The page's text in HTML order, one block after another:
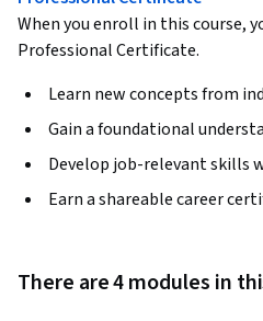
When you enroll in this course,
Professional Certificate.
Learn new concepts from
Gain a foundational
Develop job-relevant skills
Earn a shareable career
There are 4 modules in